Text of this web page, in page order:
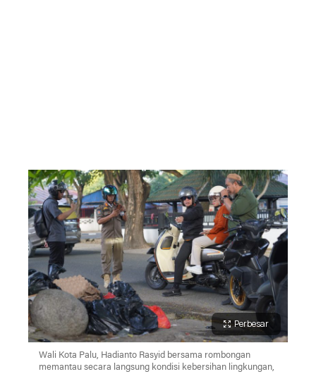
Perbesar
Wali Kota Palu, Hadianto Rasyid bersama rombongan
memantau secara langsung kondisi kebersihan lingkungan,